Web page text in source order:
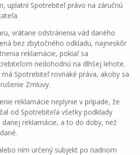
uplatní Spotrebiteľ právo na záručnú
vrátane odstránenia vád daného
bez zbytočného odkladu, najneskôr
reklamácie, pokiaľ sa
nedohodnú na dlhšej lehote.
Spotrebiteľ rovnaké práva, akoby sa
Zmluvy.
reklamácie neplynie v prípade, že
od Spotrebiteľa všetky podklady
reklamácie, a to do doby, než
ním určený subjekt po riadnom